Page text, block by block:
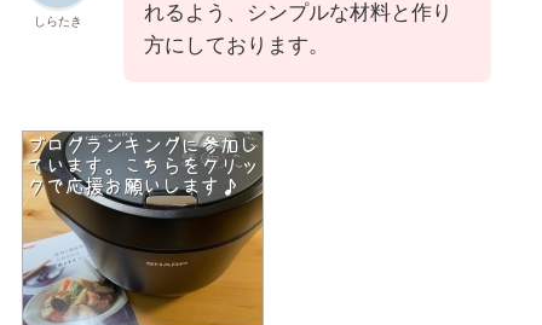
しらたき
れるよう、シンプルな材料と作り
方にしております。